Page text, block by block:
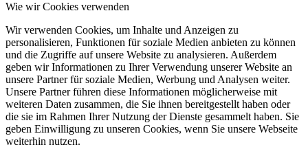
Wie wir Cookies verwenden
Wir verwenden Cookies, um Inhalte und Anzeigen zu
personalisieren, Funktionen für soziale Medien anbieten zu können
und die Zugriffe auf unsere Website zu analysieren. Außerdem
geben wir Informationen zu Ihrer Verwendung unserer Website an
unsere Partner für soziale Medien, Werbung und Analysen weiter.
Unsere Partner führen diese Informationen möglicherweise mit
weiteren Daten zusammen, die Sie ihnen bereitgestellt haben oder
die sie im Rahmen Ihrer Nutzung der Dienste gesammelt haben. Sie
geben Einwilligung zu unseren Cookies, wenn Sie unsere Webseite
weiterhin nutzen.